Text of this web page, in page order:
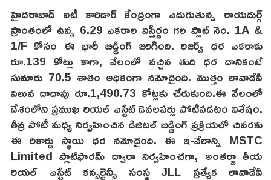
హైదరాబాద్‌ ఐటీ కారిడార్‌ కేంద్రంగా ఎదుగుతున్న రాయదుర్గ్
ప్రాంతంలో ఉన్న 6.29 ఎకరాల విస్తీర్ణం గల ప్లాట్ నెం. 1A &
1/F కోసం ఈ భారీ బిడ్డింగ్ జరిగింది. రిజర్వ్ ధర ఎకరాకు
రూ.139 కోట్లు కాగా, వేలంలో వచ్చిన తుది ధర దానికంటే
సుమారు 70.5 శాతం అధికంగా నమోదైంది. మొత్తం లావాదేవీ
విలువ దాదాపు రూ.1,490.73 కోట్లకు చేరుకుంది.ఈ వేలంలో
దేశంలోని ప్రముఖ రియల్ ఎస్టేట్ డెవలపర్లు పోటీపడటం విశేషం.
తీవ్ర పోటీ మధ్య నిర్వహించిన డిజిటల్ బిడ్డింగ్ ప్రక్రియలో చివరకు
ఈ రికార్డు స్థాయి ధర నమోదైంది. ఈ ఇ-వేలాన్ని MSTC
Limited ప్లాట్‌ఫారమ్ ద్వారా నిర్వహించగా, అంతర్జా తీయ
రియల్ ఎస్టేట్ కన్సల్టెన్సీ సంస్థ JLL ప్రత్యేక లావాదేవీ